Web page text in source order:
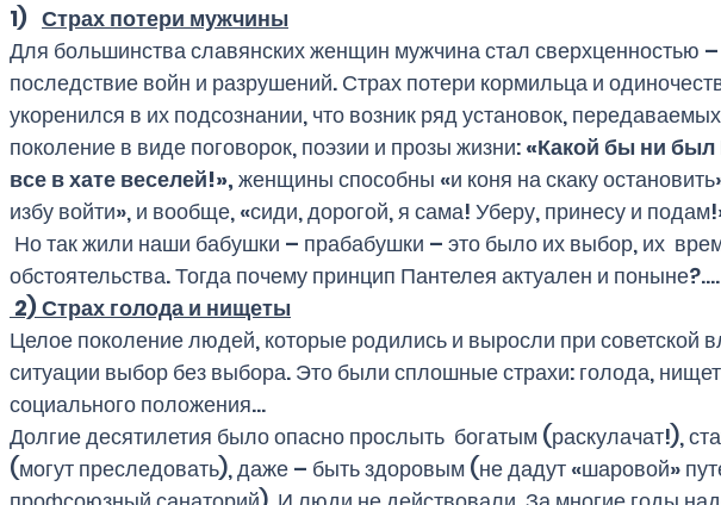
1) Страх потери мужчины
Для большинства славянских женщин мужчина стал сверхценностью –
последствие войн и разрушений. Страх потери кормильца и
укоренился в их подсознании, что возник ряд установок,
поколение в виде поговорок, поэзии и прозы жизни: «Какой бы ни был
все в хате веселей!», женщины способны «и коня на скаку
избу войти», и вообще, «сиди, дорогой, я сама! Уберу, принесу и
обстоятельства. Тогда почему принцип Пантелея актуален и поныне?....
2) Страх голода и нищеты
Целое поколение людей, которые родились и выросли при советской
ситуации выбор без выбора. Это были сплошные страхи: голода,
социального положения…
Долгие десятилетия было опасно прослыть  богатым (раскулачат!),
(могут преследовать), даже – быть здоровым (не дадут «шаровой»